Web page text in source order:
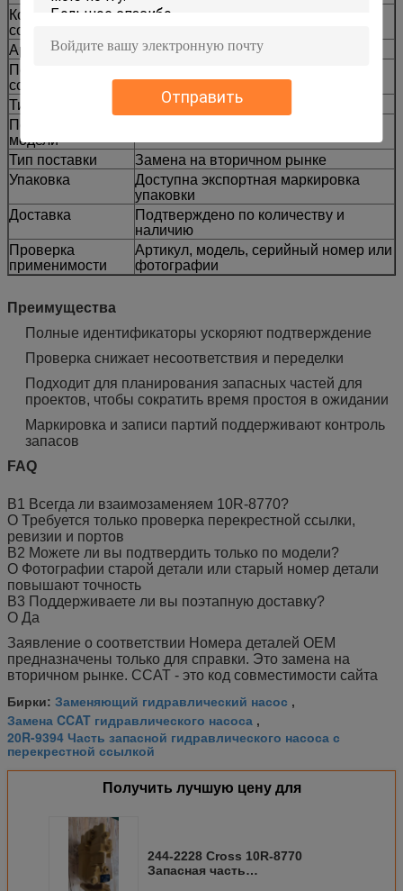
Отправить
Код
совместимости
CCAT
Артикул
244-2228
Перекрестная
ссылка
Тип машины
Экскаватор-погрузчик
Подходящие
модели
Тип поставки
Замена на вторичном рынке
Упаковка
Доступна экспортная маркировка
упаковки
Доставка
Подтверждено по количеству и
наличию
Проверка
применимости
Артикул, модель, серийный номер или
фотографии
Преимущества
Полные идентификаторы ускоряют подтверждение
Проверка снижает несоответствия и переделки
Подходит для планирования запасных частей для
проектов, чтобы сократить время простоя в ожидании
Маркировка и записи партий поддерживают контроль
запасов
FAQ
В1 Всегда ли взаимозаменяем 10R-8770?
О Требуется только проверка перекрестной ссылки,
ревизии и портов
В2 Можете ли вы подтвердить только по модели?
О Фотографии старой детали или старый номер детали
повышают точность
В3 Поддерживаете ли вы поэтапную доставку?
О Да
Заявление о соответствии Номера деталей OEM
предназначены только для справки. Это замена на
вторичном рынке. CCAT - это код совместимости сайта
Бирки: Заменяющий гидравлический насос ,
Замена CCAT гидравлического насоса ,
20R-9394 Часть запасной гидравлического насоса с
перекрестной ссылкой
Получить лучшую цену для
244-2228 Cross 10R-8770
Запасная часть